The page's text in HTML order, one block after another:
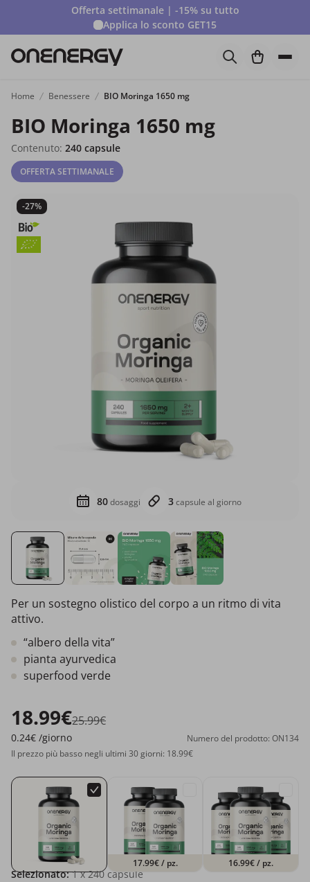
Offerta settimanale | -15% su tutto
Applica lo sconto GET15
Home Benessere BIO Moringa 1650 mg
BIO Moringa 1650 mg
Contenuto: 240 capsule
OFFERTA SETTIMANALE
-27%
80dosaggi 3capsule al giorno
Per un sostegno olistico del corpo a un ritmo di vita
attivo.
“albero della vita”
pianta ayurvedica
superfood verde
18.99€25.99€
0.24€ /giorno
Numero del prodotto: ON134
Il prezzo più basso negli ultimi 30 giorni: 18.99€
17.99€/ pz. 16.99€/ pz.
Selezionato: 1x 240 capsule